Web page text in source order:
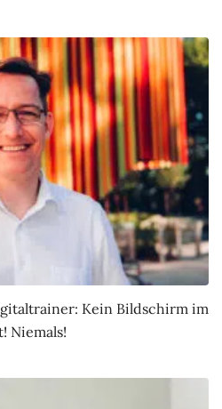
Kein Bildschirm im
Niemals!